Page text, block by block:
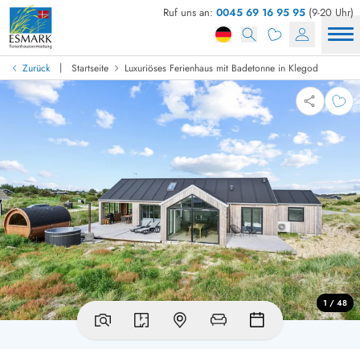
Ruf uns an: 0045 69 16 95 95 (9-20 Uhr)
Zurück | Startseite Luxuriöses Ferienhaus mit Badetonne in Klegod
1 / 48